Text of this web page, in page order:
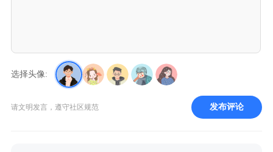
选择头像:
请文明发言，遵守社区规范 发布评论